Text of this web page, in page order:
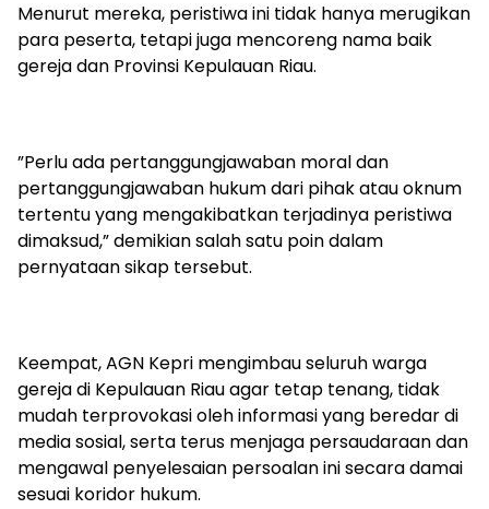
‎Menurut mereka, peristiwa ini tidak hanya merugikan
para peserta, tetapi juga mencoreng nama baik
gereja dan Provinsi Kepulauan Riau.
‎”Perlu ada pertanggungjawaban moral dan
pertanggungjawaban hukum dari pihak atau oknum
tertentu yang mengakibatkan terjadinya peristiwa
dimaksud,” demikian salah satu poin dalam
pernyataan sikap tersebut.
‎Keempat, AGN Kepri mengimbau seluruh warga
gereja di Kepulauan Riau agar tetap tenang, tidak
mudah terprovokasi oleh informasi yang beredar di
media sosial, serta terus menjaga persaudaraan dan
mengawal penyelesaian persoalan ini secara damai
sesuai koridor hukum.